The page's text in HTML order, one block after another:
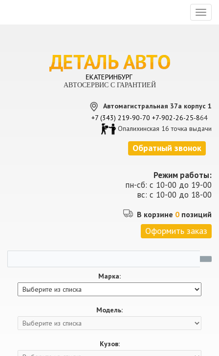
АВТОСЕРВИС С ГАРАНТИЕЙ
Автомагистральная 37а корпус 1
+7 (343) 219-90-70 +7-902-26-25-864
Опалихинская 16 точка выдачи
Обратный звонок
Режим работы:
пн-сб: с 10-00 до 19-00
вс: с 10-00 до 18-00
В корзине 0 позиций
Оформить заказ
Марка:
Модель:
Кузов: